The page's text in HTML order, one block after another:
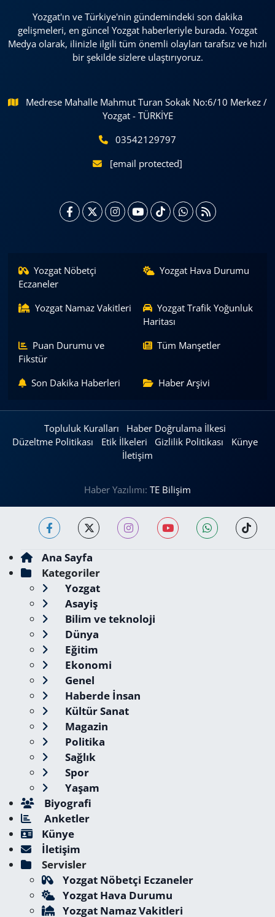
Yozgat'ın ve Türkiye'nin gündemindeki son dakika
gelişmeleri, en güncel Yozgat haberleriyle burada. Yozgat
Medya olarak, ilinizle ilgili tüm önemli olayları tarafsız ve hızlı
bir şekilde sizlere ulaştırıyoruz.
Medrese Mahalle Mahmut Turan Sokak No:6/10 Merkez /
Yozgat - TÜRKİYE
03542129797
[email protected]
Yozgat Nöbetçi
Eczaneler
Yozgat Hava Durumu
Yozgat Namaz Vakitleri
Yozgat Trafik Yoğunluk
Haritası
Puan Durumu ve
Fikstür
Tüm Manşetler
Son Dakika Haberleri Haber Arşivi
Topluluk Kuralları
Haber Doğrulama İlkesi
Düzeltme Politikası
Etik İlkeleri Gizlilik Politikası
Künye
İletişim
Haber Yazılımı: TE Bilişim
Ana Sayfa
Kategoriler
Yozgat
Asayiş
Bilim ve teknoloji
Dünya
Eğitim
Ekonomi
Genel
Haberde İnsan
Kültür Sanat
Magazin
Politika
Sağlık
Spor
Yaşam
Biyografi
Anketler
Künye
İletişim
Servisler
Yozgat Nöbetçi Eczaneler
Yozgat Hava Durumu
Yozgat Namaz Vakitleri